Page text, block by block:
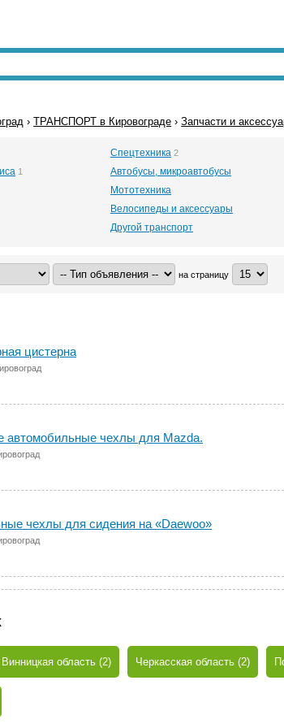
›ТРАНСПОРТ в Кировограде ›Запчасти и
Спецтехника 2
1 Автобусы, микроавтобусы
Мототехника
Велосипеды и аксессуары
Другой транспорт
на страницу
цистерна
автомобильные чехлы для Mazda.
чехлы для сидения на «Daewoo»
Винницкая область (2) Черкасская область (2)